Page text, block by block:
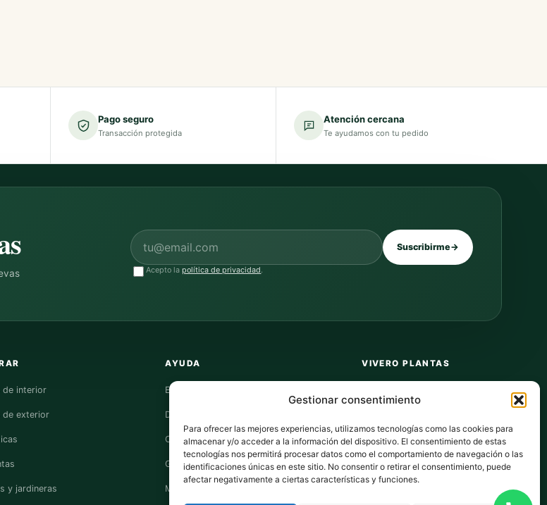
Gestionar consentimiento
Para ofrecer las mejores experiencias, utilizamos tecnologías como las cookies para
almacenar y/o acceder a la información del dispositivo. El consentimiento de estas
tecnologías nos permitirá procesar datos como el comportamiento de navegación o las
identificaciones únicas en este sitio. No consentir o retirar el consentimiento, puede
afectar negativamente a ciertas características y funciones.
Pago seguro
Transacción protegida
Atención cercana
Te ayudamos con tu pedido
Correo electrónico
Suscribirme→
Acepto lapolítica de privacidad.
de interior
de exterior
y jardineras
AYUDA
Envíos
Devoluciones
Contacto
Guías de cuidados
Mi cuenta
VIVERO PLANTAS
Privacidad
Cookies